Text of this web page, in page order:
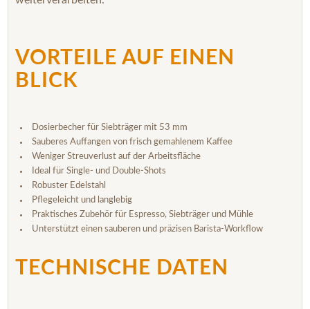
VORTEILE AUF EINEN
BLICK
Dosierbecher für Siebträger mit 53 mm
Sauberes Auffangen von frisch gemahlenem Kaffee
Weniger Streuverlust auf der Arbeitsfläche
Ideal für Single- und Double-Shots
Robuster Edelstahl
Pflegeleicht und langlebig
Praktisches Zubehör für Espresso, Siebträger und Mühle
Unterstützt einen sauberen und präzisen Barista-Workflow
TECHNISCHE DATEN